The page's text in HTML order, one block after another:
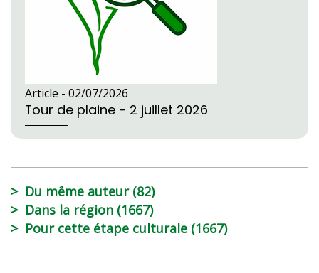
Article - 02/07/2026
Tour de plaine - 2 juillet 2026
Du même auteur (82)
Dans la région (1667)
Pour cette étape culturale (1667)